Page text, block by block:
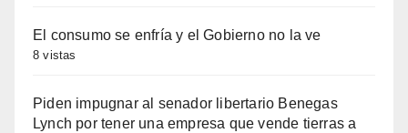
El consumo se enfría y el Gobierno no la ve
8 vistas
Piden impugnar al senador libertario Benegas
Lynch por tener una empresa que vende tierras a